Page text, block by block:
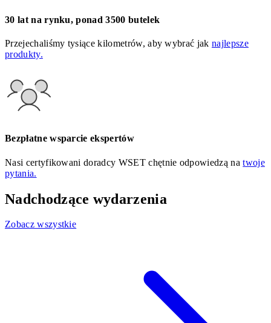
30 lat na rynku, ponad 3500 butelek
Przejechaliśmy tysiące kilometrów, aby wybrać jaknajlepsze
produkty.
Bezpłatne wsparcie ekspertów
Nasi certyfikowani doradcy WSET chętnie odpowiedzą natwoje
pytania.
Nadchodzące wydarzenia
Zobacz wszystkie